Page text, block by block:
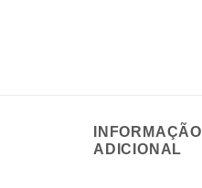
INFORMAÇÃO
ADICIONAL